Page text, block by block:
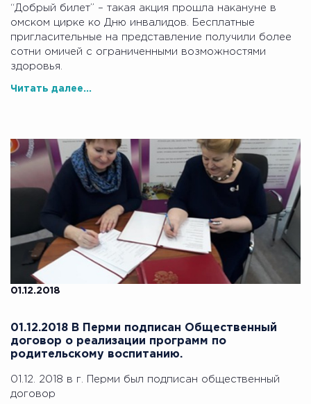
“Добрый билет” – такая акция прошла накануне в
омском цирке ко Дню инвалидов. Бесплатные
пригласительные на представление получили более
сотни омичей с ограниченными возможностями
здоровья.
Читать далее...
01.12.2018
01.12.2018 В Перми подписан Общественный
договор о реализации программ по
родительскому воспитанию.
01.12. 2018 в г. Перми был подписан общественный
договор